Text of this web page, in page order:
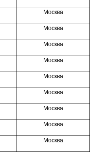
Москва
Москва
Москва
Москва
Москва
Москва
Москва
Москва
Москва